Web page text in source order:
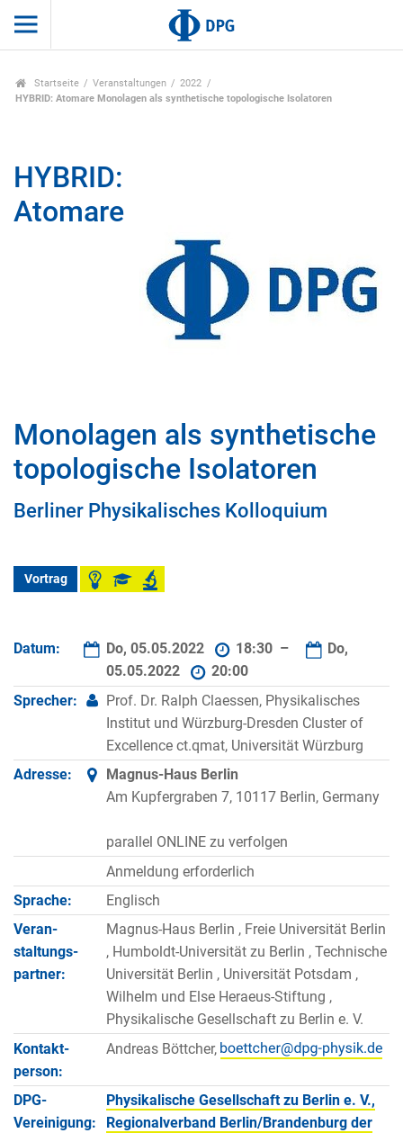
Startseite Veranstaltungen
2022
HYBRID: Atomare Monolagen als synthetische topologische Isolatoren
HYBRID:
Atomare
Monolagen als synthetische
topologische Isolatoren
Berliner Physikalisches Kolloquium
Vortrag
Datum: Do, 05.05.2022 18:30 –
Do,
05.05.2022
20:00
Sprecher:
Prof. Dr. Ralph Claessen, Physikalisches
Institut und Würzburg-Dresden Cluster of
Excellence ct.qmat, Universität Würzburg
Adresse:
Magnus-Haus Berlin
Am Kupfergraben 7, 10117 Berlin, Germany
parallel ONLINE zu verfolgen
Anmeldung erforderlich
Sprache:
Englisch
Veran­
staltungs­
partner:
Magnus-Haus Berlin , Freie Universität Berlin
, Humboldt-Universität zu Berlin , Technische
Universität Berlin , Universität Potsdam ,
Wilhelm und Else Heraeus-Stiftung ,
Physikalische Gesellschaft zu Berlin e. V.
Kontakt­
person:
Andreas Böttcher,
DPG-
Vereinigung:
Physikalische Gesellschaft zu Berlin e. V.,
Regionalverband Berlin/Brandenburg der